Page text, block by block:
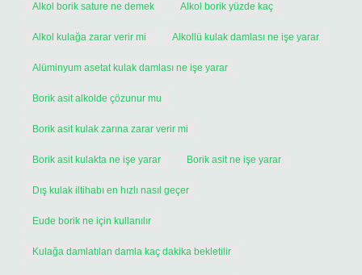
Alkol borik sature ne demek Alkol borik yüzde kaç
Alkol kulağa zarar verir mi Alkollü kulak damlası ne işe yarar
Alüminyum asetat kulak damlası ne işe yarar
Borik asit alkolde çözunur mu
Borik asit kulak zarına zarar verir mi
Borik asit kulakta ne işe yarar Borik asit ne işe yarar
Dış kulak iltihabı en hızlı nasıl geçer
Eude borik ne için kullanılır
Kulağa damlatılan damla kaç dakika bekletilir